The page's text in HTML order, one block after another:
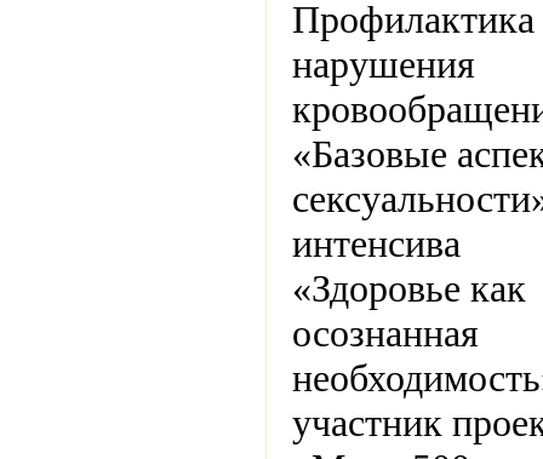
Профилактика
нарушения
«Базовые
интенсива
«Здоровье как
осознанная
участник